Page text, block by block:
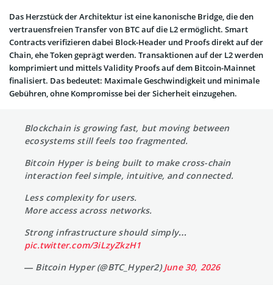
Das Herzstück der Architektur ist eine kanonische Bridge, die den
vertrauensfreien Transfer von BTC auf die L2 ermöglicht. Smart
Contracts verifizieren dabei Block-Header und Proofs direkt auf der
Chain, ehe Token geprägt werden. Transaktionen auf der L2 werden
komprimiert und mittels Validity Proofs auf dem Bitcoin-Mainnet
finalisiert. Das bedeutet: Maximale Geschwindigkeit und minimale
Gebühren, ohne Kompromisse bei der Sicherheit einzugehen.
Blockchain is growing fast, but moving between
ecosystems still feels too fragmented.
Bitcoin Hyper is being built to make cross-chain
interaction feel simple, intuitive, and connected.
Less complexity for users.
More access across networks.
Strong infrastructure should simply…
pic.twitter.com/3iLzyZkzH1
— Bitcoin Hyper (@BTC_Hyper2)June 30, 2026